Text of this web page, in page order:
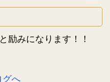
励みになります！！